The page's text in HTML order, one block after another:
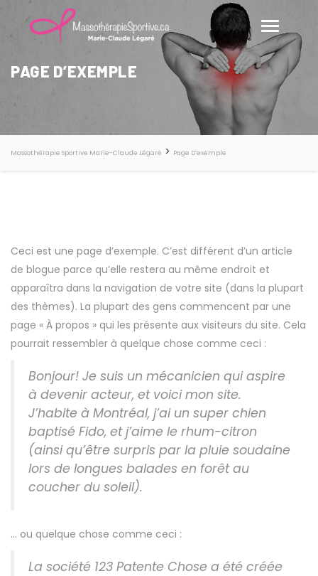
PAGE D’EXEMPLE
Massothérapie Sportive Marie-Claude Légaré > Page D’exemple
Ceci est une page d’exemple. C’est différent d’un article
de blogue parce qu’elle restera au même endroit et
apparaîtra dans la navigation de votre site (dans la plupart
des thèmes). La plupart des gens commencent par une
page « À propos » qui les présente aux visiteurs du site. Cela
pourrait ressembler à quelque chose comme ceci :
Bonjour! Je suis un mécanicien qui aspire
à devenir acteur, et voici mon site.
J’habite à Montréal, j’ai un super chien
baptisé Fido, et j’aime le rhum-citron
(ainsi qu’être surpris par la pluie soudaine
lors de longues balades en forêt au
coucher du soleil).
… ou quelque chose comme ceci :
La société 123 Patente Chose a été créée